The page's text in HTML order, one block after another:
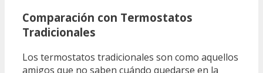
Comparación con Termostatos
Tradicionales
Los termostatos tradicionales son como aquellos
amigos que no saben cuándo quedarse en la